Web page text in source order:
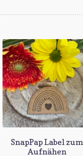
SnapPap Label zum
Aufnähen